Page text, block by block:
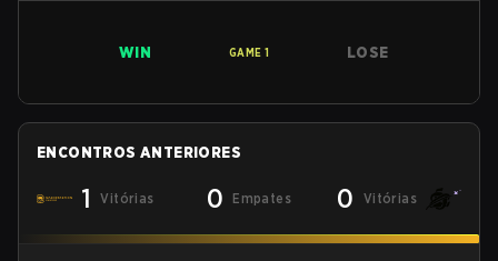
WIN GAME 1 LOSE
ENCONTROS ANTERIORES
1 Vitórias 0 Empates 0 Vitórias